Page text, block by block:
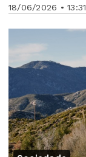
18/06/2026 • 13:31